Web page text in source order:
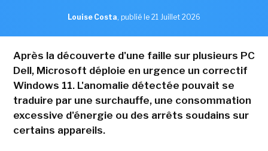
Louise Costa, publié le 21 Juillet 2026
Après la découverte d'une faille sur plusieurs PC
Dell, Microsoft déploie en urgence un correctif
Windows 11. L'anomalie détectée pouvait se
traduire par une surchauffe, une consommation
excessive d'énergie ou des arrêts soudains sur
certains appareils.